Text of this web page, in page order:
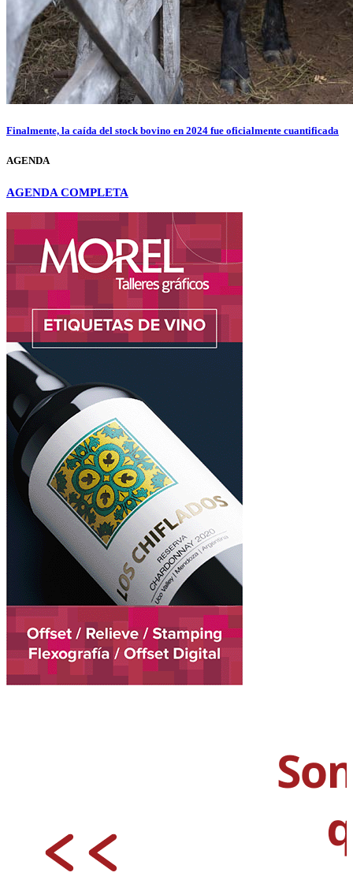
Finalmente, la caída del stock bovino en 2024 fue oficialmente cuantificada
AGENDA
AGENDA COMPLETA